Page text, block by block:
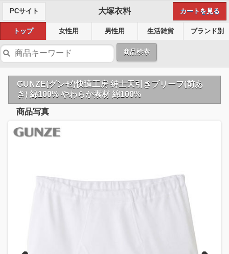
PCサイト 大塚衣料 カートを見る
トップ 女性用 男性用 生活雑貨 ブランド別
商品検索
GUNZE(グンゼ)快適工房 紳士天引きブリーフ(前あ
き) 綿100% やわらか素材 綿100%
商品写真